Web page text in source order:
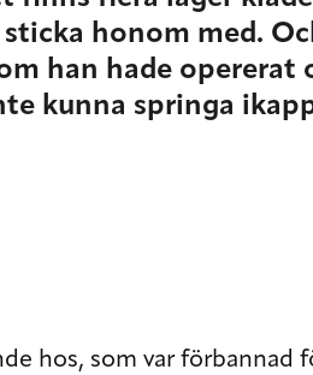
honom med.
han hade
kunna springa
hos, som var förbannad